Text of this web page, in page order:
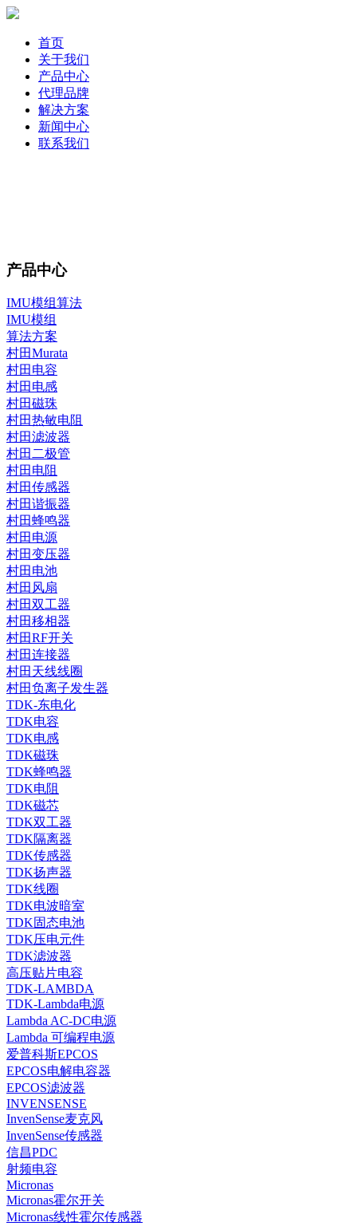
首页
关于我们
产品中心
代理品牌
解决方案
新闻中心
联系我们
产品中心
IMU模组算法
IMU模组
算法方案
村田Murata
村田电容
村田电感
村田磁珠
村田热敏电阻
村田滤波器
村田二极管
村田电阻
村田传感器
村田谐振器
村田蜂鸣器
村田电源
村田变压器
村田电池
村田风扇
村田双工器
村田移相器
村田RF开关
村田连接器
村田天线线圈
村田负离子发生器
TDK-东电化
TDK电容
TDK电感
TDK磁珠
TDK蜂鸣器
TDK电阻
TDK磁芯
TDK双工器
TDK隔离器
TDK传感器
TDK扬声器
TDK线圈
TDK电波暗室
TDK固态电池
TDK压电元件
TDK滤波器
高压贴片电容
TDK-LAMBDA
TDK-Lambda电源
Lambda AC-DC电源
Lambda 可编程电源
爱普科斯EPCOS
EPCOS电解电容器
EPCOS滤波器
INVENSENSE
InvenSense麦克风
InvenSense传感器
信昌PDC
射频电容
Micronas
Micronas霍尔开关
Micronas线性霍尔传感器